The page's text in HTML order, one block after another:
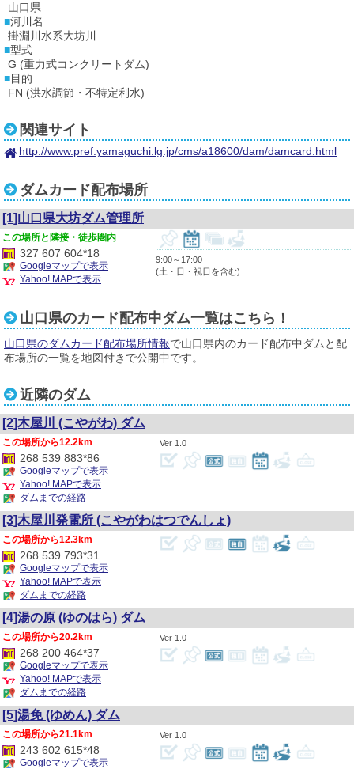
山口県
河川名
掛淵川水系大坊川
型式
G (重力式コンクリートダム)
目的
FN (洪水調節・不特定利水)
関連サイト
http://www.pref.yamaguchi.lg.jp/cms/a18600/dam/damcard.html
ダムカード配布場所
[1]山口県大坊ダム管理所
9:00～17:00
(土・日・祝日を含む)
隣接・徒歩圏内
327 607 604*18
Googleマップで表示
Yahoo! MAPで表示
山口県のカード配布中ダム一覧はこちら！
山口県のダムカード配布場所情報で山口県内のカード配布中ダムと配
布場所の一覧を地図付きで公開中です。
近隣のダム
[2]木屋川 (こやがわ) ダム
1.0
12.2km
268 539 883*86
Googleマップで表示
Yahoo! MAPで表示
ダムまでの経路
[3]木屋川発電所 (こやがわはつでんしょ)
12.3km
268 539 793*31
Googleマップで表示
Yahoo! MAPで表示
ダムまでの経路
[4]湯の原 (ゆのはら) ダム
1.0
20.2km
268 200 464*37
Googleマップで表示
Yahoo! MAPで表示
ダムまでの経路
[5]湯免(ゆめん) ダム
1.0
21.1km
243 602 615*48
Googleマップで表示